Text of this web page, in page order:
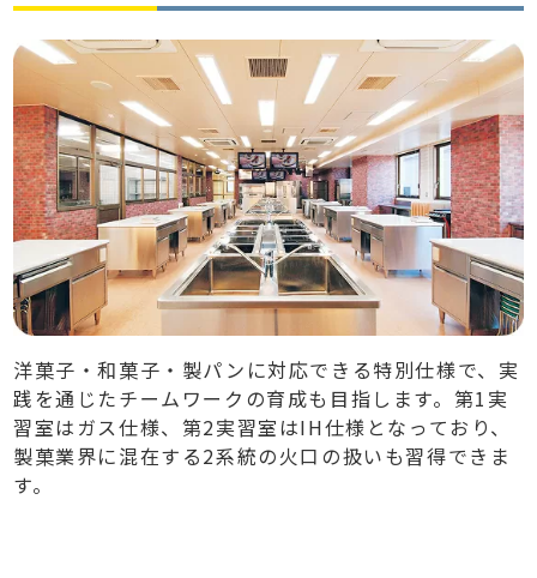
洋菓子・和菓子・製パンに対応できる特別仕様で、実
践を通じたチームワークの育成も目指します。第1実
習室はガス仕様、第2実習室はIH仕様となっており、
製菓業界に混在する2系統の火口の扱いも習得できま
す。